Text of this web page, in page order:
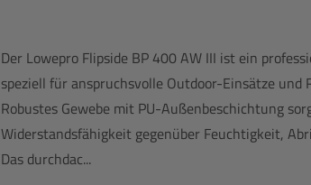
Der Lowepro Flipside BP 400 AW III ist ein
speziell für anspruchsvolle Outdoor-Einsätze und
Robustes Gewebe mit PU-Außenbeschichtung
Widerstandsfähigkeit gegenüber Feuchtigkeit,
Das durchdac...